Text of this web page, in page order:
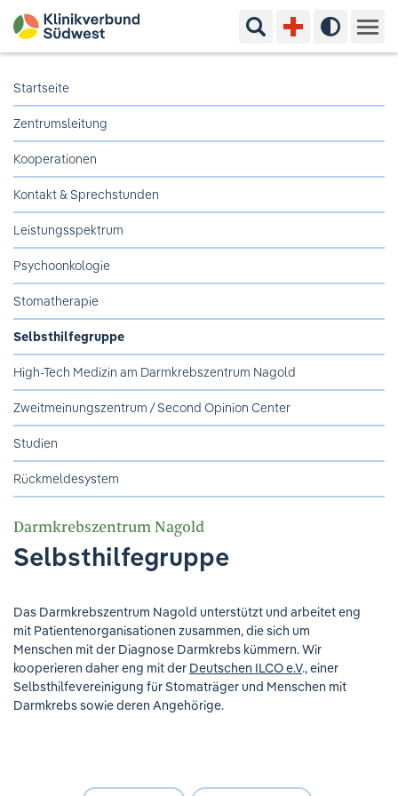
Suchbegriff eingeben
Hoher
Ihr Aufenthalt
Jobs & Karriere
Der Klinikverbund Südwest
Standorte & Kontakt Aktuelles
Veranstaltungen
Ihre Meinung ist uns wichtig!
Startseite
Zentrumsleitung
Kooperationen
Kontakt & Sprechstunden
Leistungsspektrum
Psychoonkologie
Stomatherapie
Selbsthilfegruppe
High-Tech Medizin am Darmkrebszentrum Nagold
Zweitmeinungszentrum / Second Opinion Center
Studien
Rückmeldesystem
Darmkrebszentrum Nagold
Selbsthilfegruppe
Das Darmkrebszentrum Nagold unterstützt und arbeitet eng
mit Patientenorganisationen zusammen, die sich um
Menschen mit der Diagnose Darmkrebs kümmern. Wir
kooperieren daher eng mit der Deutschen ILCO e.V., einer
Selbsthilfevereinigung für Stomaträger und Menschen mit
Darmkrebs sowie deren Angehörige.